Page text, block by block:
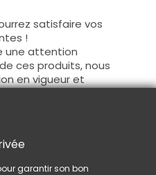
satisfaire vos
!
une attention
ces produits, nous
en vigueur et
de nos produits.
d'utilisation
garantir son bon